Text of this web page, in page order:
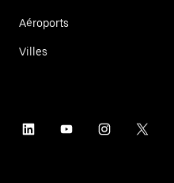
Aéroports
Villes